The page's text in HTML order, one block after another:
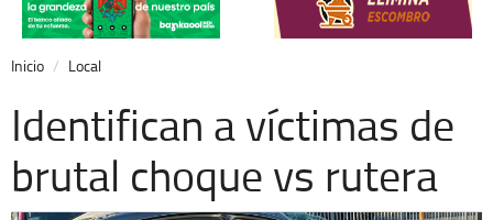
Nacional
Opinión
Cronos
Economía
Espectáculos
Inicio Local
Identifican a víctimas de
brutal choque vs rutera